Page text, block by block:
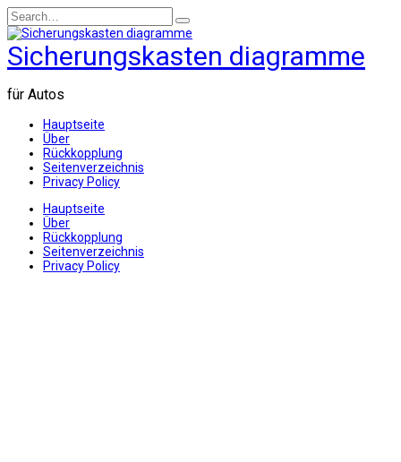
Skip
to
content
Search
for:
Sicherungskasten diagramme
für Autos
Hauptseite
Über
Rückkopplung
Seitenverzeichnis
Privacy Policy
Hauptseite
Über
Rückkopplung
Seitenverzeichnis
Privacy Policy